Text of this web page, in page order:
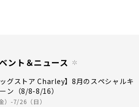
ント＆ニュース
ッグストア Charley】8月のスペシャルキ
ン（8/8-8/16）
）-7/26（日）